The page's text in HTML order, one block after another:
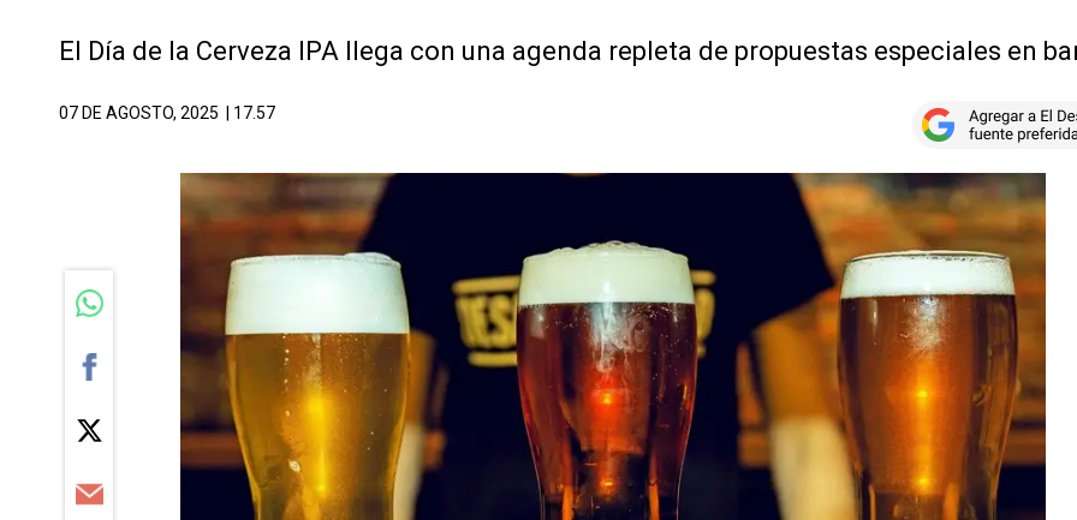
El Día de la Cerveza IPA llega con una agenda repleta de propuestas especiales en
07 DE AGOSTO, 2025 | 17.57